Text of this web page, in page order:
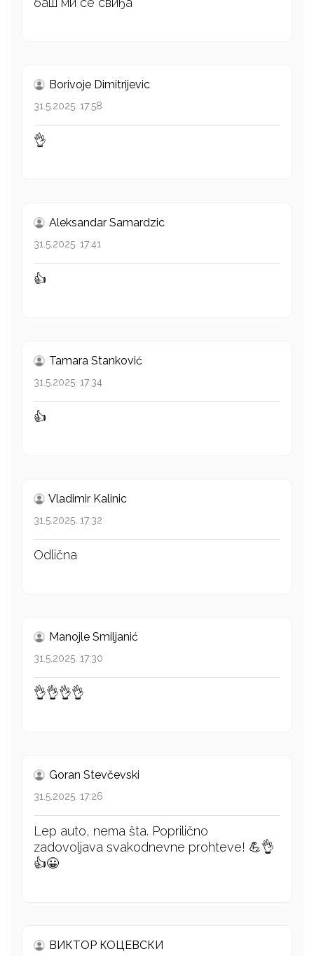
Borivoje Dimitrijevic
31.5.2025. 17:58
👌
Aleksandar Samardzic
31.5.2025. 17:41
👍
Tamara Stanković
31.5.2025. 17:34
👍
Vladimir Kalinic
31.5.2025. 17:32
Odlična
Manojle Smiljanić
31.5.2025. 17:30
👌👌👌👌
Goran Stevčevski
31.5.2025. 17:26
Lep auto, nema šta. Poprilično
zadovoljava svakodnevne prohteve! 💪👌
👍😀
ВИКТОР КОЦЕВСКИ